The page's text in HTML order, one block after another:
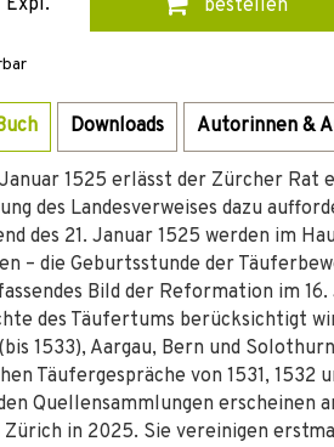
Expl. bestellen
Downloads Autorinnen &
1525 erlässt der Zürcher
des Landesverweises dazu
des 21. Januar 1525 werden im
– die Geburtsstunde der
Bild der Reformation im
des Täufertums berücksichtigt
1533), Aargau, Bern und
Täufergespräche von 1531, 1532
Quellensammlungen erscheinen
Zürich in 2025. Sie vereinigen